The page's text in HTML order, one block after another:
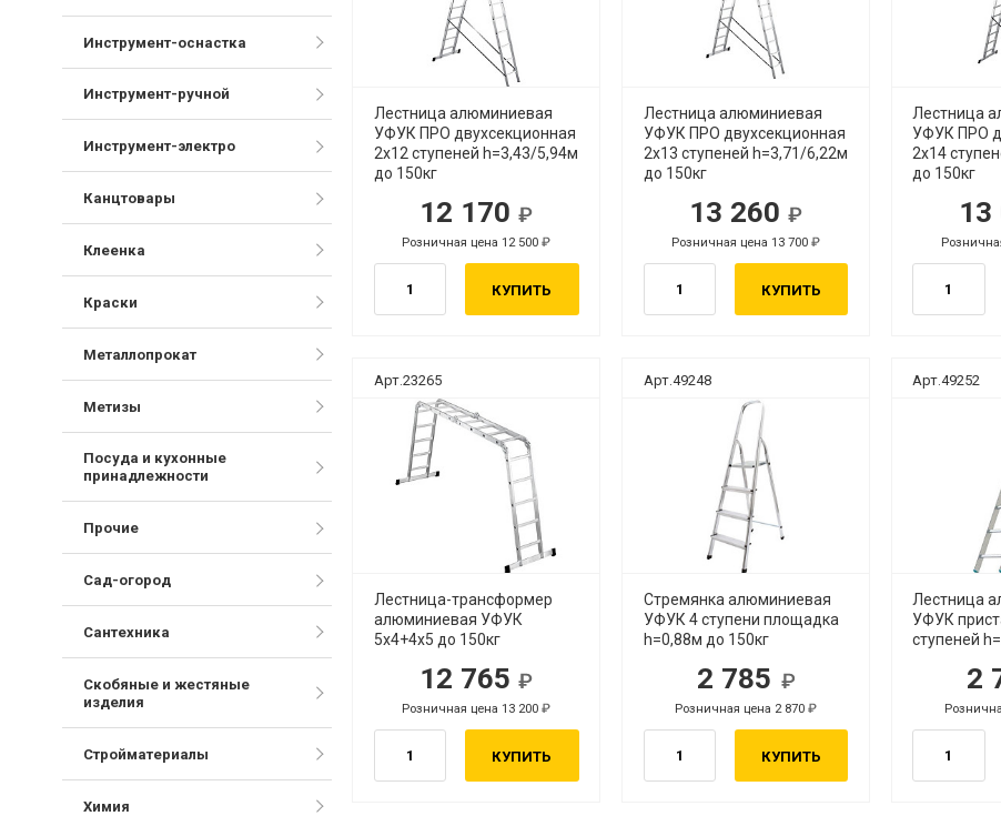
Лестница алюминиевая
УФУК ПРО двухсекционная
2х12 ступеней h=3,43/5,94м
до 150кг
12 170
Розничная цена 12 500
КУПИТЬ
Лестница алюминиевая
УФУК ПРО двухсекционная
2х13 ступеней h=3,71/6,22м
до 150кг
13 260
руб.
Розничная цена 13 700
КУПИТЬ
Лестница
УФУК ПРО
2х14
до 150кг
13
руб.
руб.
руб.
руб.
Арт.23265
Лестница-трансформер
алюминиевая УФУК
5х4+4х5 до 150кг
12 765
Розничная цена 13 200
КУПИТЬ
Арт.49248
Стремянка алюминиевая
УФУК 4 ступени площадка
h=0,88м до 150кг
2 785
руб.
Розничная цена 2 870
КУПИТЬ
Арт.49252
Лестница
УФУК
ступеней
2
руб.
руб.
руб.
руб.
Инструмент-оснастка
Инструмент-ручной
Инструмент-электро
Канцтовары
Клеенка
Краски
Металлопрокат
Метизы
Посуда и кухонные
принадлежности
Прочие
Сад-огород
Сантехника
Скобяные и жестяные
изделия
Стройматериалы
Химия